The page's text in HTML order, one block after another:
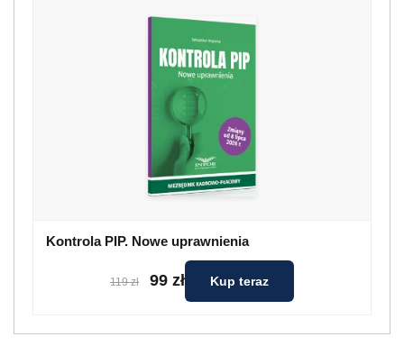
Kontrola PIP. Nowe uprawnienia
119 zł 99 zł Kup teraz